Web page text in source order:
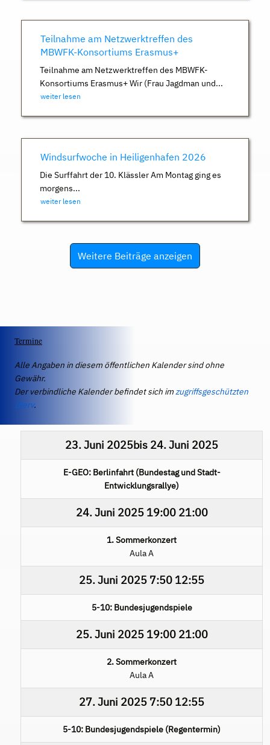
Teilnahme am Netzwerktreffen des
MBWFK-Konsortiums Erasmus+
Teilnahme am Netzwerktreffen des MBWFK-
Konsortiums Erasmus+ Wir (Frau Jagdman und...
weiter lesen
Windsurfwoche in Heiligenhafen 2026
Die Surffahrt der 10. Klässler Am Montag ging es
morgens...
weiter lesen
Weitere Beiträge anzeigen
Termine
Alle Angaben in diesem öffentlichen Kalender sind ohne
Gewähr.
Der verbindliche Kalender befindet sich imzugriffsgeschützten
IServ.
23. Juni 2025bis 24. Juni 2025
E-GEO: Berlinfahrt (Bundestag und Stadt-
Entwicklungsrallye)
24. Juni 202519:00 21:00
1. Sommerkonzert
Aula A
25. Juni 2025 7:50 12:55
5-10: Bundesjugendspiele
25. Juni 202519:00 21:00
2. Sommerkonzert
Aula A
27. Juni 2025 7:50 12:55
5-10: Bundesjugendspiele (Regentermin)